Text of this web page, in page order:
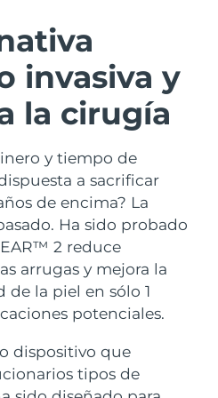
invasiva y
la cirugía
y tiempo de
a sacrificar
de encima? La
Ha sido probado
2 reduce
arrugas y mejora la
de la piel en sólo 1
potenciales.
dispositivo que
tipos de
Plus
heating
Men
Lifting facial
toning
go
toning on-the-go
eyes & lips
and red light therapy
Cuidado bucal
sonic toothbrush
silicone sonic toothbrush
FAQ™
Tratamientos LED
NEW
Entrega prevista
Entrega prevista8/11/26
Entrega prevista8/10/26
Entrega prevista
Entrega prevista
Entrega prevista
Entrega prevista8/10/26
Entrega prevista8/14/26
Entrega prevista